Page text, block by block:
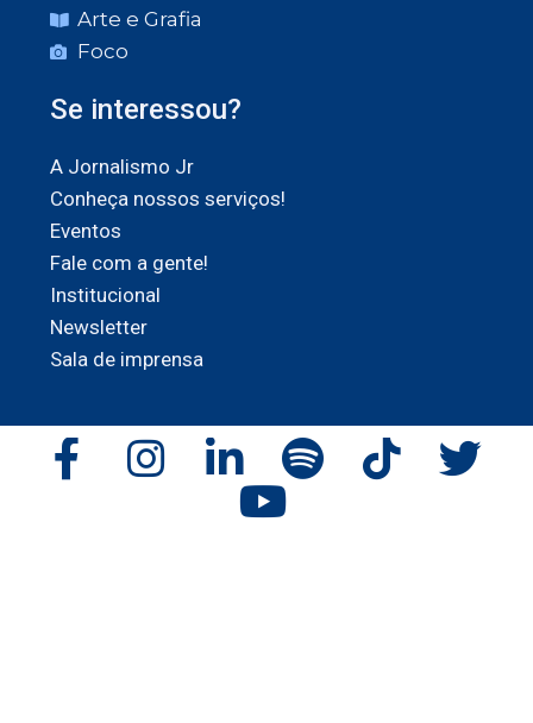
Arte e Grafia
Foco
Se interessou?
A Jornalismo Jr
Conheça nossos serviços!
Eventos
Fale com a gente!
Institucional
Newsletter
Sala de imprensa